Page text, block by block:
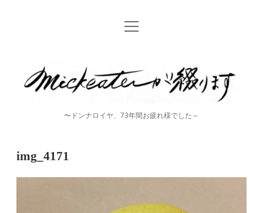
Home
open
mickeater
が
ま
す
〜ドンナロイヤ、73年間お疲れ様でした～
img_4171